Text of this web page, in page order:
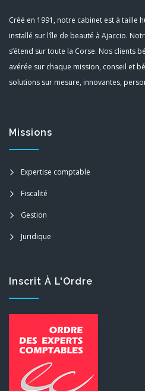
Créé en 1991, notre cabinet est à taille
installé sur l’île de beauté à Ajaccio.
s’étend sur toute la Corse. Nos clients
avérée sur chaque mission, conseil et
solutions sur mesure, innovantes,
Missions
Expertise comptable
Fiscalité
Gestion
Juridique
Inscrit À L'Ordre